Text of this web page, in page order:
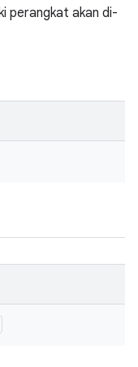
perangkat akan di-